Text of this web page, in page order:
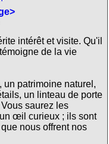
intérêt et visite. Qu'il
de la vie
un patrimoine naturel,
un linteau de porte
saurez les
œil curieux ; ils sont
nous offrent nos